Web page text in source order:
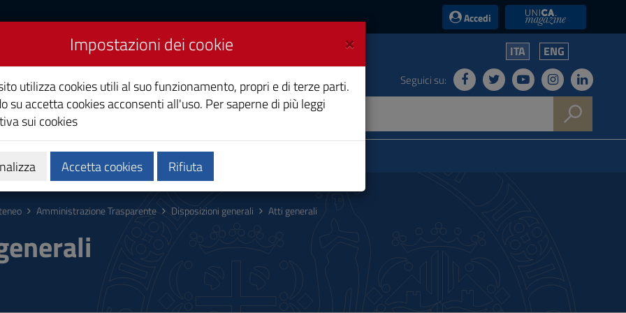
Accedi UniCA News
di Cagliari
ITA ENG
Seguici su:
Ricerca Società e territorio
Amministrazione Trasparente Disposizioni generali Atti generali
×
Impostazioni dei cookie
utilizza cookies utili al suo funzionamento, propri e di terze parti.
su accetta cookies acconsenti all'uso. Per saperne di più leggi
sui cookies
Accetta cookies Rifiuta